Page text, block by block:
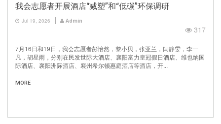
我会志愿者开展酒店“减塑”和“低碳”环保调研
Jul 19, 2026 Admin
317
7月16日和19日，我会志愿者彭怡然，黎小贝，张亚兰，闫静雯，李一
凡，胡星雨，分别在民发世际大酒店、襄阳富力皇冠假日酒店、维也纳国
际酒店、襄阳洲际酒店、襄州希尔顿惠庭酒店等酒店，开...
MORE